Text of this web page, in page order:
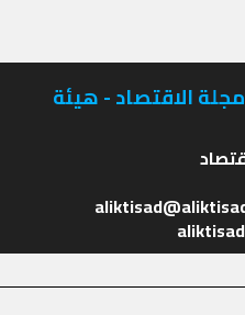
مجلة الاقتصاد - هيئة